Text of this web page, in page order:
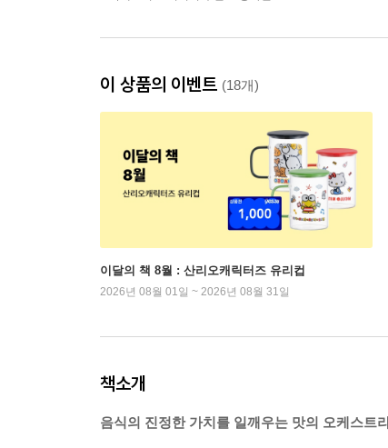
이 상품의 이벤트 (18개)
이달의 책 8월 : 산리오캐릭터즈 유리컵
2026년 08월 01일 ~ 2026년 08월 31일
책소개
음식의 진정한 가치를 일깨우는 맛의 오케스트